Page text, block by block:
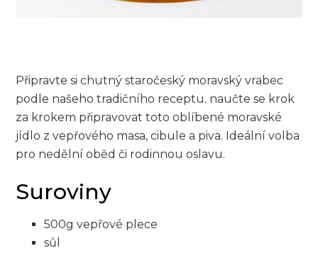
Připravte si ‍chutný staročeský⁤ moravský vrabec
podle našeho tradičního ⁣receptu. naučte ⁢se krok
za⁢ krokem​ připravovat toto ‍oblíbené ⁤moravské⁤
jídlo z vepřového masa,‍ cibule a piva. Ideální volba
pro nedělní oběd či rodinnou oslavu.
Suroviny
500g vepřové plece
sůl